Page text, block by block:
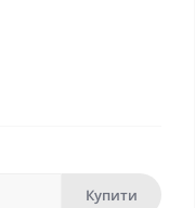
Купити